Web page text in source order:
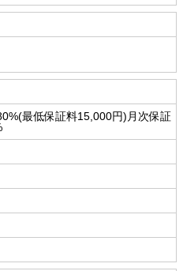
最低保証料15,000円)月次保証